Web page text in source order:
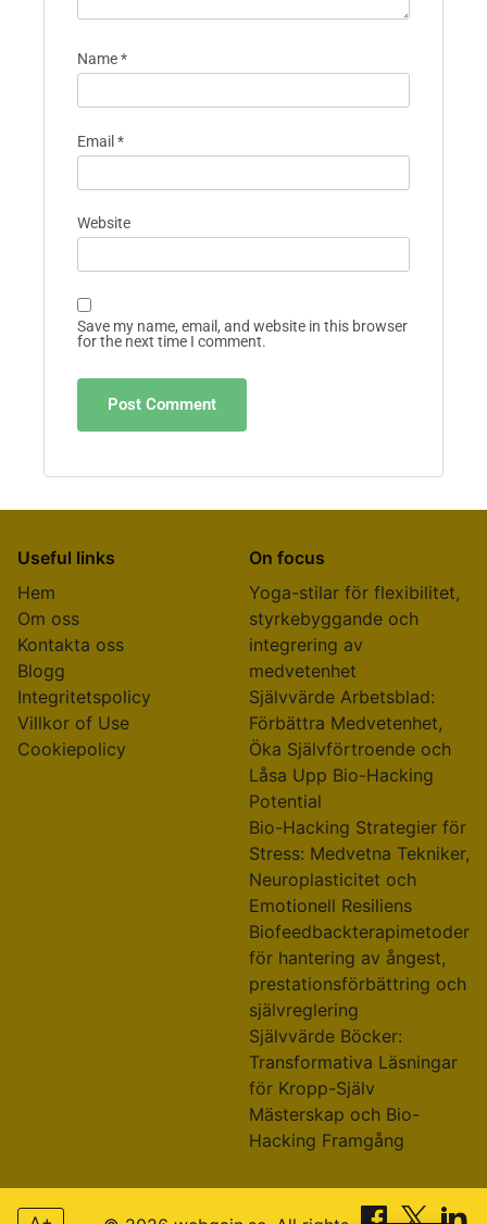
Name*
Email *
Website
Save my name, email, and website in this browser
for the next time I comment.
Useful links
Hem
Om oss
Kontakta oss
Blogg
Integritetspolicy
Villkor of Use
Cookiepolicy
On focus
Yoga-stilar för flexibilitet,
styrkebyggande och
integrering av
medvetenhet
Självvärde Arbetsblad:
Förbättra Medvetenhet,
Öka Självförtroende och
Låsa Upp Bio-Hacking
Potential
Bio-Hacking Strategier för
Stress: Medvetna Tekniker,
Neuroplasticitet och
Emotionell Resiliens
Biofeedbackterapimetoder
för hantering av ångest,
prestationsförbättring och
självreglering
Självvärde Böcker:
Transformativa Läsningar
för Kropp-Själv
Mästerskap och Bio-
Hacking Framgång